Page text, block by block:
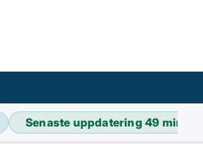
Senaste uppdatering49 min